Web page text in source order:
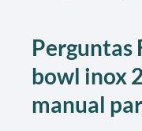
Perguntas
bowl inox
manual